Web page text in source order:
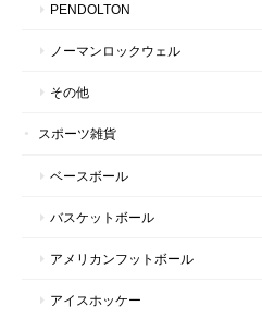
PENDOLTON
ノーマンロックウェル
その他
スポーツ雑貨
ベースボール
バスケットボール
アメリカンフットボール
アイスホッケー